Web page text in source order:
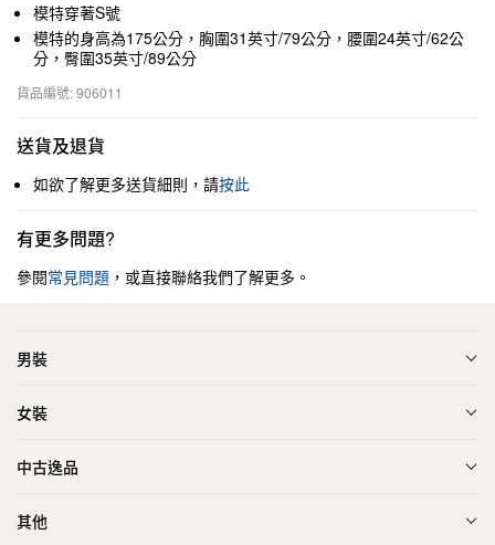
模特穿著S號
模特的身高為175公分，胸圍31英寸/79公分，腰圍24英寸/62公
分，臀圍35英寸/89公分
貨品編號: 906011
送貨及退貨
如欲了解更多送貨細則，請按此
有更多問題?
參閱常見問題 ，或直接聯絡我們了解更多。
男裝
女裝
中古逸品
其他